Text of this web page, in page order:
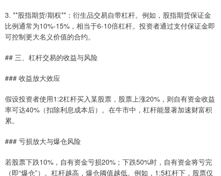
3. **股指期货/期权**：衍生品交易自带杠杆。例如，股指期货保证金
比例通常为10%-15%，相当于6-10倍杠杆。投资者通过支付保证金即
可控制更大名义价值的合约。
## 三、杠杆交易的收益与风险
### 收益放大效应
假设投资者使用1:2杠杆买入某股票，股票上涨20%，则自有资金收益
率可达40%（扣除利息成本后）。在牛市中，杠杆能显著加速财富积
累。
### 亏损放大与爆仓风险
若股票下跌10%，自有资金亏损20%；下跌50%时，自有资金将亏完
（即“爆仓”）。杠杆越高，爆仓阈值越低。例如，1:5杠杆下，股票仅